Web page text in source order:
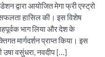
द्वारा आयोजित मेगा फ्री एस्ट्रो
हासिल की। इस विशेष
भाग लिया और देश के
मार्गदर्शन प्राप्त किया। इस
वसुंधरा, नवदीप […]